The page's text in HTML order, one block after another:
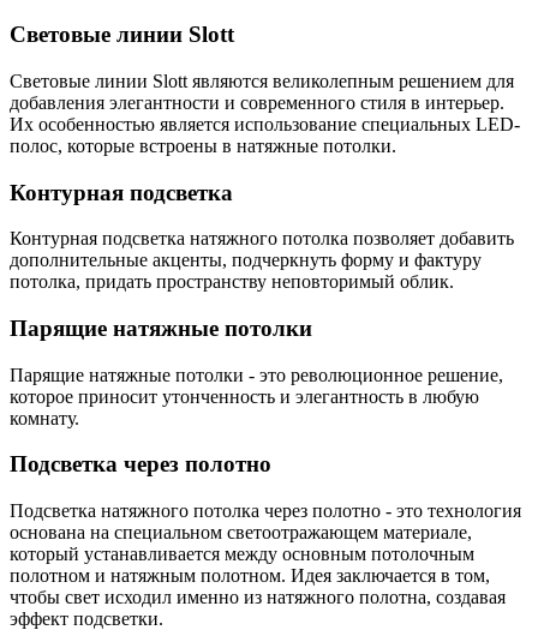
Световые линии Slott
Световые линии Slott являются великолепным решением для
добавления элегантности и современного стиля в интерьер.
Их особенностью является использование специальных LED-
полос, которые встроены в натяжные потолки.
Контурная подсветка
Контурная подсветка натяжного потолка позволяет добавить
дополнительные акценты, подчеркнуть форму и фактуру
потолка, придать пространству неповторимый облик.
Парящие натяжные потолки
Парящие натяжные потолки - это революционное решение,
которое приносит утонченность и элегантность в любую
комнату.
Подсветка через полотно
Подсветка натяжного потолка через полотно - это технология
основана на специальном светоотражающем материале,
который устанавливается между основным потолочным
полотном и натяжным полотном. Идея заключается в том,
чтобы свет исходил именно из натяжного полотна, создавая
эффект подсветки.